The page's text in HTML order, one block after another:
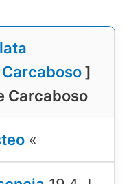
]
Carcaboso
«